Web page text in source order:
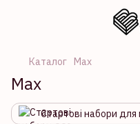
Каталог Max
Max
Стартові набори для